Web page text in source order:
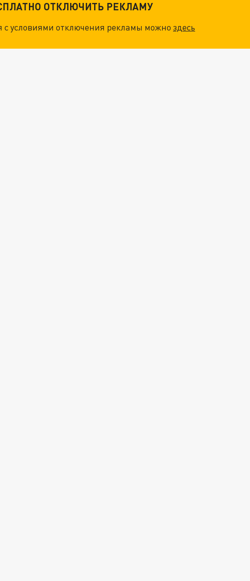
ОТКЛЮЧИТЬ РЕКЛАМУ
с условиями отключения рекламы можноздесь